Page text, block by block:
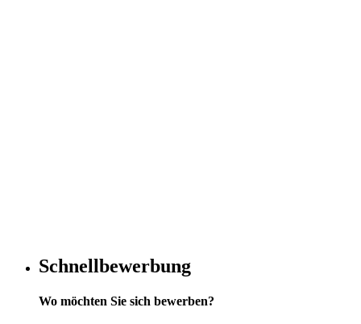
Schnellbewerbung
Wo möchten Sie sich bewerben?